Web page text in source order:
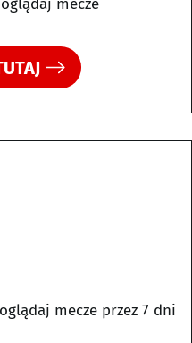
mecze
mecze przez 7 dni